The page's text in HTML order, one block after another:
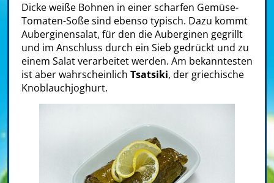
Dicke weiße Bohnen in einer scharfen Gemüse-
Tomaten-Soße sind ebenso typisch. Dazu kommt
Auberginensalat, für den die Auberginen gegrillt
und im Anschluss durch ein Sieb gedrückt und zu
einem Salat verarbeitet werden. Am bekanntesten
ist aber wahrscheinlich Tsatsiki, der griechische
Knoblauchjoghurt.